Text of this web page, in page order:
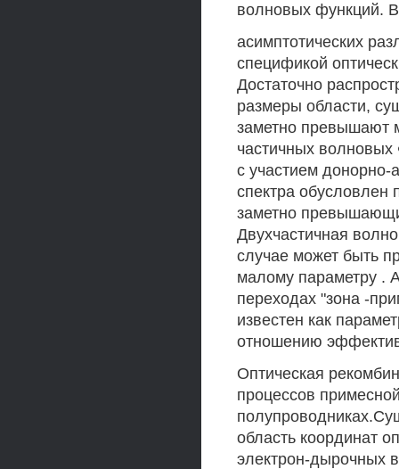
волновых функций.
асимптотических
спецификой
Достаточно
размеры области,
заметно превышают
частичных
с участием донорно-
спектра
заметно
Двухчастичная
случае может быть
малому параметру .
переходах "зона -
известен как
отношению
Оптическая
процессов
область координат
электрон-дырочных